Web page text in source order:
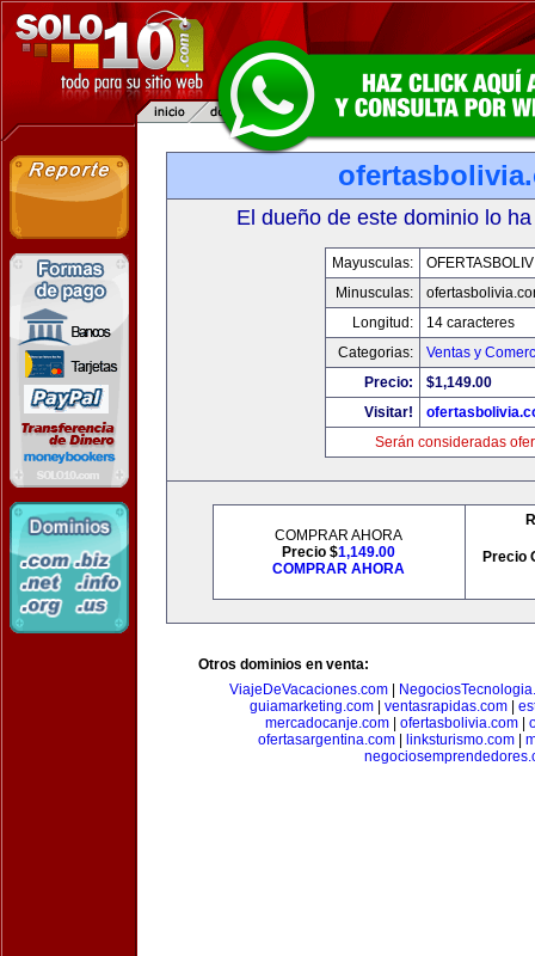
El dueño de este dominio lo
Mayusculas:
Minusculas:
Longitud:
14 caracteres
Categorias:
Ventas y
Precio:
$1,149.00
Visitar!
Serán consideradas
COMPRAR AHORA
Precio $1,149.00
COMPRAR AHORA
Precio
Otros dominios en venta:
ViajeDeVacaciones.com
guiamarketing.com| ventasrapidas.com|
mercadocanje.com
ofertasbolivia.com
ofertasargentina.com| linksturismo.com|